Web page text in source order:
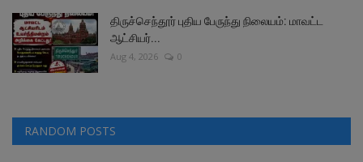
திருச்செந்தூர் புதிய பேருந்து நிலையம்: மாவட்ட
ஆட்சியர்...
Aug 4, 2026 0
RANDOM POSTS